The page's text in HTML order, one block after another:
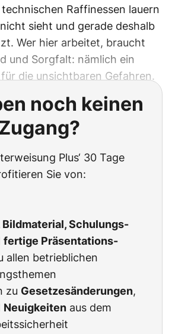
Raffinessen lauern
sieht und gerade deshalb
Wer hier arbeitet, braucht
und Sorgfalt: nämlich ein
die unsichtbaren Gefahren.
noch keinen
Plus‘ 30 Tage
Sie von:
Schulungs-
fertige Präsentations-
allen betrieblichen
zu Gesetzesänderungen,
Neuigkeiten aus dem